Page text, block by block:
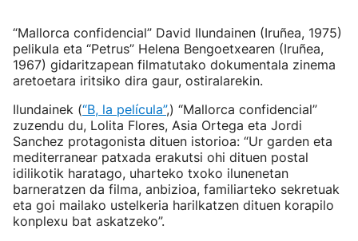
“Mallorca confidencial” David Ilundainen (Iruñea, 1975)
pelikula eta “Petrus” Helena Bengoetxearen (Iruñea,
1967) gidaritzapean filmatutako dokumentala zinema
aretoetara iritsiko dira gaur, ostiralarekin.
Ilundainek (“B, la película”,) “Mallorca confidencial”
zuzendu du, Lolita Flores, Asia Ortega eta Jordi
Sanchez protagonista dituen istorioa: “Ur garden eta
mediterranear patxada erakutsi ohi dituen postal
idilikotik haratago, uharteko txoko ilunenetan
barneratzen da filma, anbizioa, familiarteko sekretuak
eta goi mailako ustelkeria harilkatzen dituen korapilo
konplexu bat askatzeko”.